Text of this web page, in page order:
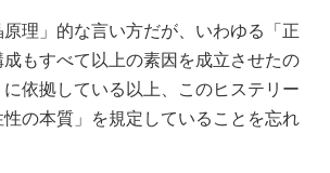
理」的な言い方だが、いわゆる「正
もすべて以上の素因を成立させたの
依拠している以上、このヒステリー
の本質」を規定していることを忘れ